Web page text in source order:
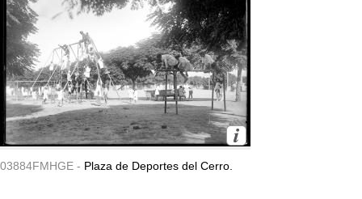
03884FMHGE - Plaza de Deportes del Cerro.